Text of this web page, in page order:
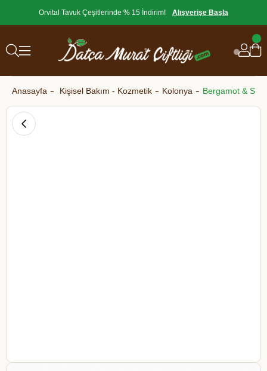
Orvital Tavuk Çeşitlerinde % 15 İndirim! Alışverişe Başla
Anasayfa Kişisel Bakım - Kozmetik Kolonya Bergamot &